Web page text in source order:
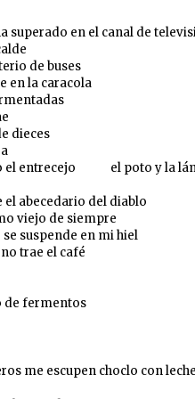
superado en el canal de
de buses
en la caracola
dieces
entrecejo el poto y la
el abecedario del diablo
viejo de siempre
suspende en mi hiel
trae el café
fermentos
me escupen choclo con leche